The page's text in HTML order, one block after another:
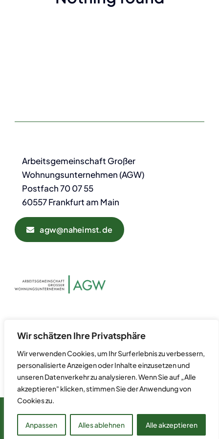
Wir schätzen Ihre Privatsphäre
Wir verwenden Cookies, um Ihr Surferlebnis zu verbessern,
personalisierte Anzeigen oder Inhalte einzusetzen und
unseren Datenverkehr zu analysieren. Wenn Sie auf „Alle
akzeptieren" klicken, stimmen Sie der Anwendung von
Cookies zu.
Anpassen Alles ablehnen Alle akzeptieren
Arbeitsgemeinschaft Großer
Wohnungsunternehmen (AGW)
Postfach 70 07 55
60557 Frankfurt am Main
agw@naheimst.de
© 2024 Arbeitsgemeinschaft Großer Wohnungsunternehmen
(AGW) • Postfach 70 07 55 • 60557 Frankfurt am Main